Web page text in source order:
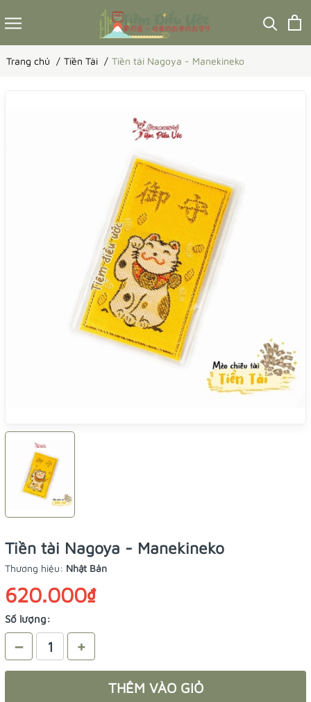
Trang chủ Tiền Tài Tiền tài Nagoya - Manekineko
Tiền tài Nagoya - Manekineko
Thương hiệu: Nhật Bản
620.000₫
Số lượng:
– +
THÊM VÀO GIỎ